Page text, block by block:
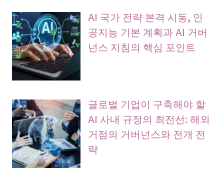
AI 국가 전략 본격 시동, 인
공지능 기본 계획과 AI 거버
넌스 지침의 핵심 포인트
글로벌 기업이 구축해야 할
AI 사내 규정의 최전선: 해외
거점의 거버넌스와 전개 전
략